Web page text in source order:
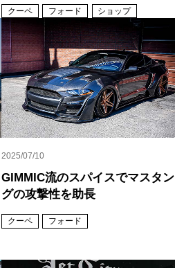
クーペ フォード ショップ
2025/07/10
GIMMIC流のスパイスでマスタン
グの攻撃性を助長
クーペ フォード